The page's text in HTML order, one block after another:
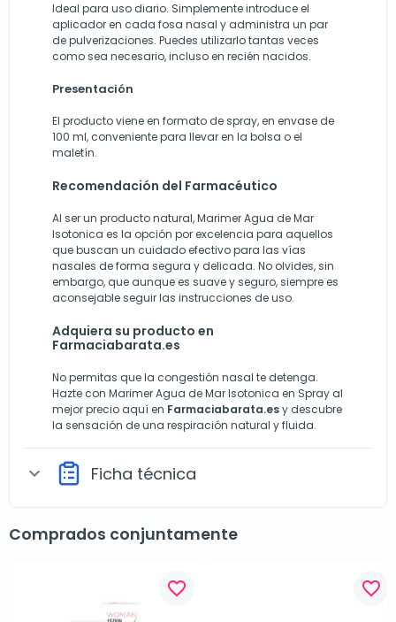
Ideal para uso diario. Simplemente introduce el
aplicador en cada fosa nasal y administra un par
de pulverizaciones. Puedes utilizarlo tantas veces
como sea necesario, incluso en recién nacidos.
Presentación
El producto viene en formato de spray, en envase de
100 ml, conveniente para llevar en la bolsa o el
maletín.
Recomendación del Farmacéutico
Al ser un producto natural, Marimer Agua de Mar
Isotonica es la opción por excelencia para aquellos
que buscan un cuidado efectivo para las vías
nasales de forma segura y delicada. No olvides, sin
embargo, que aunque es suave y seguro, siempre es
aconsejable seguir las instrucciones de uso.
Adquiera su producto en
Farmaciabarata.es
No permitas que la congestión nasal te detenga.
Hazte con Marimer Agua de Mar Isotonica en Spray al
mejor precio aquí en Farmaciabarata.esy descubre
la sensación de una respiración natural y fluida.
expand_more Ficha técnica
Comprados conjuntamente
favorite_border favorite_border